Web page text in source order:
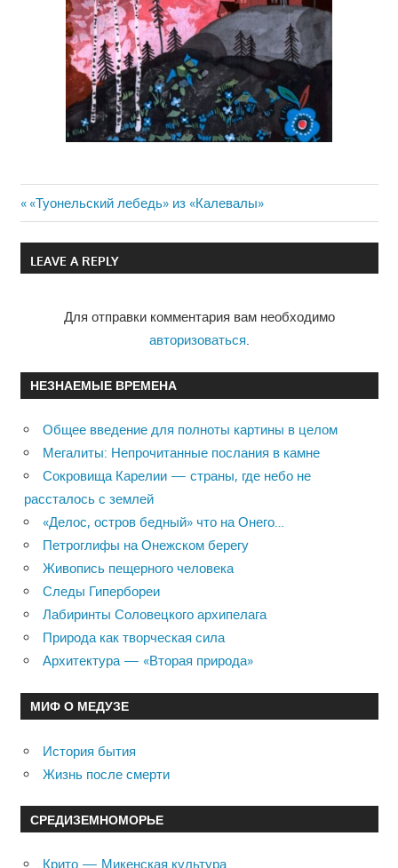
Навигация
по
Previous
Post:
«Туонельский лебедь» из «Калевалы»
LEAVE A REPLY
Для отправки комментария вам необходимо
авторизоваться.
НЕЗНАЕМЫЕ ВРЕМЕНА
Общее введение для полноты картины в целом
Мегалиты: Непрочитанные послания в камне
Сокровища Карелии — страны, где небо не
рассталось с землей
«Делос, остров бедный» что на Онего…
Петроглифы на Онежском берегу
Живопись пещерного человека
Следы Гипербореи
Лабиринты Соловецкого архипелага
Природа как творческая сила
Архитектура — «Вторая природа»
МИФ О МЕДУЗЕ
История бытия
Жизнь после смерти
СРЕДИЗЕМНОМОРЬЕ
Крито — Микенская культура